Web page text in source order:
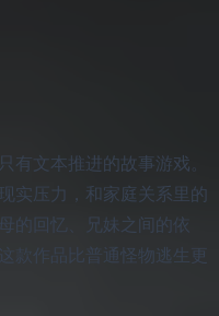
有文本推进的故事游戏。
实压力，和家庭关系里的
的回忆、兄妹之间的依
款作品比普通怪物逃生更